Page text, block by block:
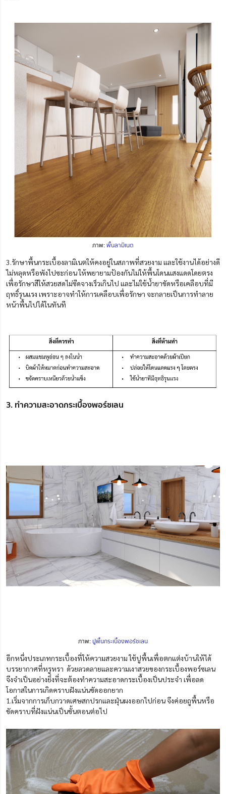
ภาพ:พื้นลามิเนต
3.รักษาพื้นกระเบื้องลามิเนตให้คงอยู่ในสภาพที่สวยงาม และใช้งานได้อย่างดี
ไม่หลุดหรือพังไปซะก่อน ให้พยายามป้องกันไม่ให้พื้นโดนแสงแดดโดยตรง
เพื่อรักษาสีให้สวยสดไม่ซีดจางเร็วเกินไป และไม่ใช้น้ำยาขัดหรือเคลือบที่มี
ฤทธิ์รุนแรง เพราะอาจทำให้การเคลือบเพื่อรักษา จะกลายเป็นการทำลาย
หน้าพื้นไปได้ในทันที
3. ทำความสะอาดกระเบื้องพอร์ซเลน
ภาพ: ปูพื้นกระเบื้องพอร์ซเลน
อีกหนึ่งประเภทกระเบื้องที่ให้ความสวยงาม ใช้ปูพื้นเพื่อตกแต่งบ้านให้ได้
บรรยากาศที่หรูหรา ด้วยลวดลายและความเงาสวยของกระเบื้องพอร์ซเลน
จึงจำเป็นอย่างยิ่งที่จะต้องทำความสะอาดกระเบื้องเป็นประจำ เพื่อลด
โอกาสในการเกิดคราบฝังแน่นขัดออกยาก
1.เริ่มจากการเก็บกวาดเศษสกปรกและฝุ่นผงออกไปก่อน จึงค่อยถูพื้นหรือ
ขัดคราบที่ฝังแน่นเป็นขั้นตอนต่อไป